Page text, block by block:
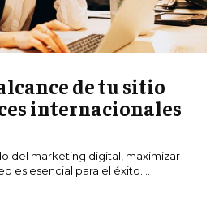
de tu sitio
internacionales
del marketing digital, maximizar
es esencial para el éxito....